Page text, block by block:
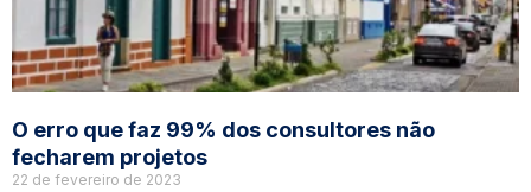
O erro que faz 99% dos consultores não
fecharem projetos
22 de fevereiro de 2023